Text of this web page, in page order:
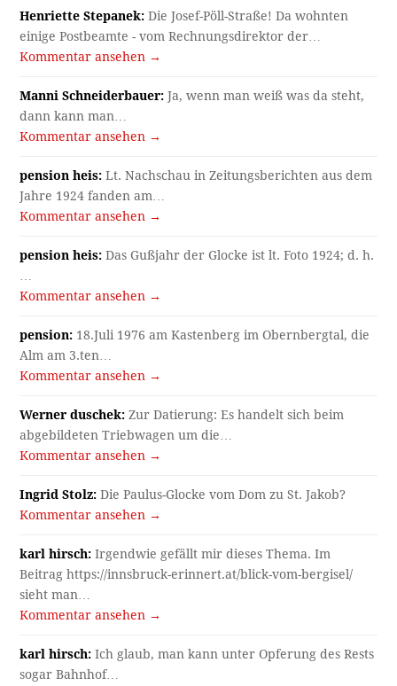
Henriette Stepanek: Die Josef-Pöll-Straße! Da wohnten
einige Postbeamte - vom Rechnungsdirektor der…
Kommentar ansehen →
Manni Schneiderbauer: Ja, wenn man weiß was da steht,
dann kann man…
Kommentar ansehen →
pension heis: Lt. Nachschau in Zeitungsberichten aus dem
Jahre 1924 fanden am…
Kommentar ansehen →
pension heis: Das Gußjahr der Glocke ist lt. Foto 1924; d. h.
Kommentar ansehen →
pension: 18.Juli 1976 am Kastenberg im Obernbergtal, die
Alm am 3.ten…
Kommentar ansehen →
Werner duschek: Zur Datierung: Es handelt sich beim
abgebildeten Triebwagen um die…
Kommentar ansehen →
Ingrid Stolz: Die Paulus-Glocke vom Dom zu St. Jakob?
Kommentar ansehen →
karl hirsch: Irgendwie gefällt mir dieses Thema. Im
Beitrag https://innsbruck-erinnert.at/blick-vom-bergisel/
sieht man…
Kommentar ansehen →
karl hirsch: Ich glaub, man kann unter Opferung des Rests
sogar Bahnhof…